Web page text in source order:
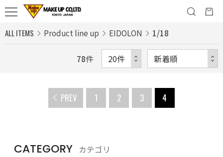
CATEGORY カテゴリ
ALL ITEMS Product line up EIDOLON 1/18
78件
PREV 1 2 3 4